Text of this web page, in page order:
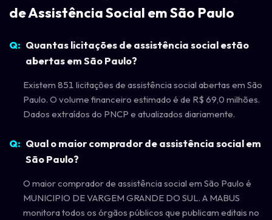
de Assistência Social em São Paulo
Quantas licitações de assistência social estão
abertas em São Paulo?
Existem 851 licitações de assistência social abertas em São
Paulo. O volume financeiro estimado é de R$ 69,0 milhões.
Dados extraídos do PNCP e atualizados diariamente.
Qual o maior comprador de assistência social em
São Paulo?
O maior comprador de assistência social em São Paulo é
MUNICIPIO DE VARGEM GRANDE DO SUL. A MABUS
monitora todos os órgãos públicos que publicam editais no